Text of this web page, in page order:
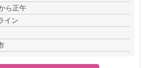
ら正午
イン